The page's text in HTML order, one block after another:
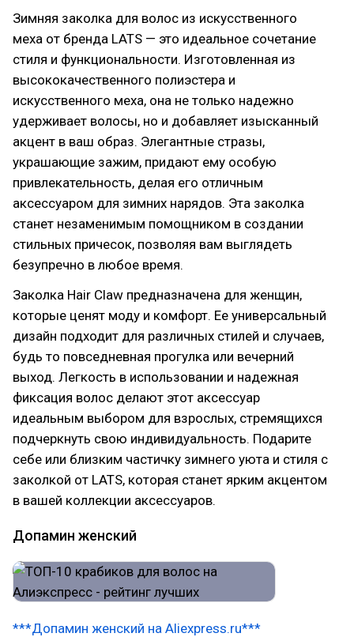
Зимняя заколка для волос из искусственного
меха от бренда LATS — это идеальное сочетание
стиля и функциональности. Изготовленная из
высококачественного полиэстера и
искусственного меха, она не только надежно
удерживает волосы, но и добавляет изысканный
акцент в ваш образ. Элегантные стразы,
украшающие зажим, придают ему особую
привлекательность, делая его отличным
аксессуаром для зимних нарядов. Эта заколка
станет незаменимым помощником в создании
стильных причесок, позволяя вам выглядеть
безупречно в любое время.
Заколка Hair Claw предназначена для женщин,
которые ценят моду и комфорт. Ее универсальный
дизайн подходит для различных стилей и случаев,
будь то повседневная прогулка или вечерний
выход. Легкость в использовании и надежная
фиксация волос делают этот аксессуар
идеальным выбором для взрослых, стремящихся
подчеркнуть свою индивидуальность. Подарите
себе или близким частичку зимнего уюта и стиля с
заколкой от LATS, которая станет ярким акцентом
в вашей коллекции аксессуаров.
Допамин женский
***Допамин женский на Aliexpress.ru***